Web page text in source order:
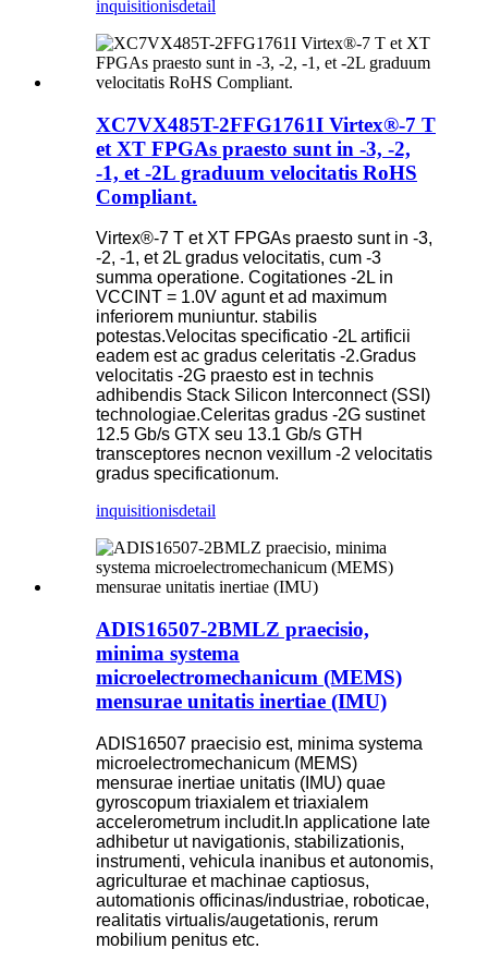
inquisitionisdetail
XC7VX485T-2FFG1761I Virtex®-7 T
et XT FPGAs praesto sunt in -3, -2,
-1, et -2L graduum velocitatis RoHS
Compliant.
Virtex®-7 T et XT FPGAs praesto sunt in -3,
-2, -1, et 2L gradus velocitatis, cum -3
summa operatione. Cogitationes -2L in
VCCINT = 1.0V agunt et ad maximum
inferiorem muniuntur. stabilis
potestas.Velocitas specificatio -2L artificii
eadem est ac gradus celeritatis -2.Gradus
velocitatis -2G praesto est in technis
adhibendis Stack Silicon Interconnect (SSI)
technologiae.Celeritas gradus -2G sustinet
12.5 Gb/s GTX seu 13.1 Gb/s GTH
transceptores necnon vexillum -2 velocitatis
gradus specificationum.
inquisitionisdetail
ADIS16507-2BMLZ praecisio,
minima systema
microelectromechanicum (MEMS)
mensurae unitatis inertiae (IMU)
ADIS16507 praecisio est, minima systema
microelectromechanicum (MEMS)
mensurae inertiae unitatis (IMU) quae
gyroscopum triaxialem et triaxialem
accelerometrum includit.In applicatione late
adhibetur ut navigationis, stabilizationis,
instrumenti, vehicula inanibus et autonomis,
agriculturae et machinae captiosus,
automationis officinas/industriae, roboticae,
realitatis virtualis/augetationis, rerum
mobilium penitus etc.